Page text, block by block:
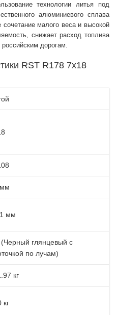
технологии литья под
алюминиевого сплава
сочетание малого веса и высокой
снижает расход топлива
дорогам.
RST R178 7x18
мм
(Черный глянцевый с
по лучам)
кг
кг